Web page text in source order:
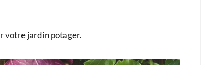
votre jardin potager.